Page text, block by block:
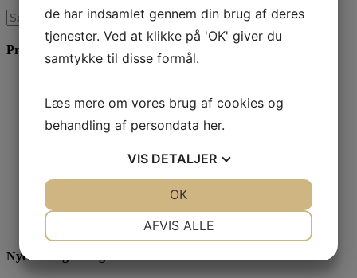
Produkter & Services
Linkbuilding
SEO-Analyse
Søgeordsanalyse
SEO Kravspecifikation
SEO uddannelse
Google Ads (AdWords) optimering
Facebook Annoncering
YouTube Video Annoncering
Nyeste blogindlæg
de har indsamlet gennem din brug af deres
tjenester. Ved at klikke på 'OK' giver du
samtykke til disse formål.
Læs mere om vores brug af cookies og
behandling af persondata her.
VIS DETALJER
AFVIS ALLE
OK